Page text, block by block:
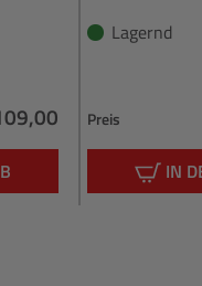
Preis:
Lagernd
Preis
IN